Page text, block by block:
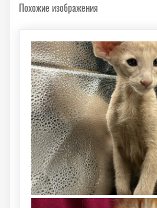
Похожие изображения